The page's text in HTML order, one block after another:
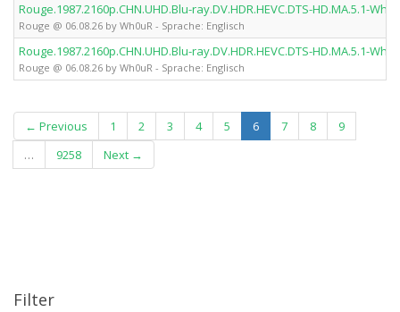
Rouge.1987.2160p.CHN.UHD.Blu-ray.DV.HDR.HEVC.DTS-HD.MA.5.1-
Rouge @ 06.08.26 by Wh0uR - Sprache: Englisch
Rouge.1987.2160p.CHN.UHD.Blu-ray.DV.HDR.HEVC.DTS-HD.MA.5.1-
Rouge @ 06.08.26 by Wh0uR - Sprache: Englisch
← Previous 1 2 3 4 5 6(current)
7 8
9
…
9258 Next →
Filter